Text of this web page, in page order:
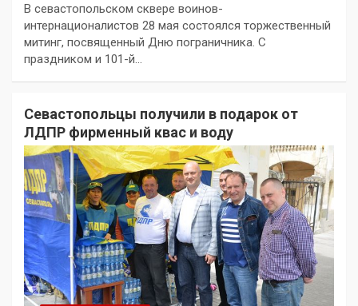
В севастопольском сквере воинов-
интернационалистов 28 мая состоялся торжественный
митинг, посвященный Дню пограничника. С
праздником и 101-й…
Севастопольцы получили в подарок от
ЛДПР фирменный квас и воду